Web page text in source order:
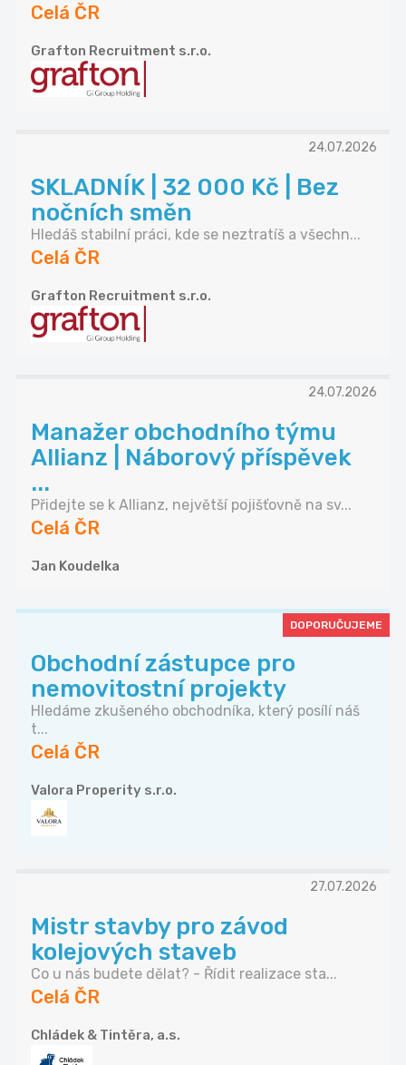
Celá ČR
Grafton Recruitment s.r.o.
24.07.2026
SKLADNÍK | 32 000 Kč | Bez
nočních směn
Hledáš stabilní práci, kde se neztratíš a všechn...
Celá ČR
Grafton Recruitment s.r.o.
24.07.2026
Manažer obchodního týmu
Allianz | Náborový příspěvek
...
Přidejte se k Allianz, největší pojišťovně na sv...
Celá ČR
Jan Koudelka
DOPORUČUJEME
Obchodní zástupce pro
nemovitostní projekty
Hledáme zkušeného obchodníka, který posílí náš
t...
Celá ČR
Valora Properity s.r.o.
27.07.2026
Mistr stavby pro závod
kolejových staveb
Co u nás budete dělat? - Řídit realizace sta...
Celá ČR
Chládek & Tintěra, a.s.